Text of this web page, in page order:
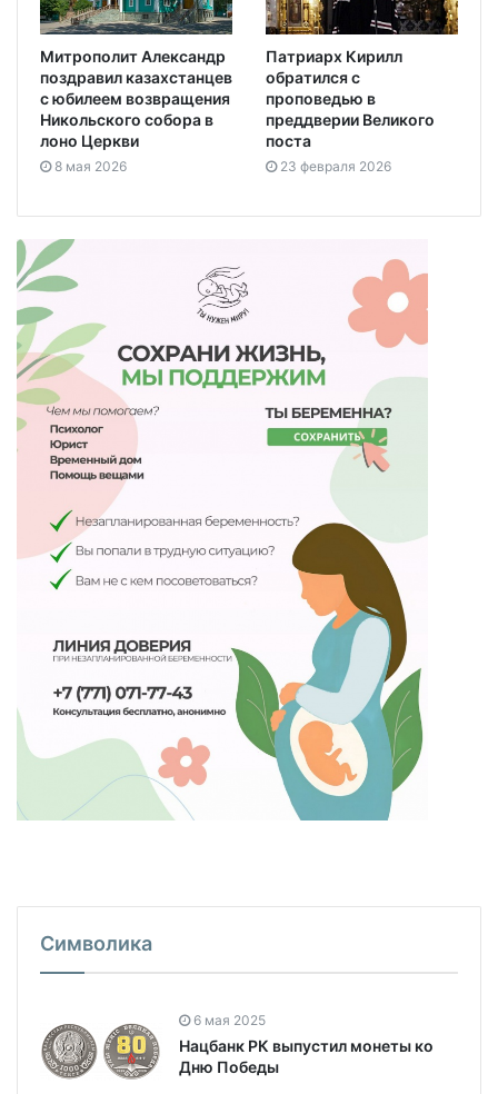
Митрополит Александр
поздравил казахстанцев
с юбилеем возвращения
Никольского собора в
лоно Церкви
8 мая 2026
Патриарх Кирилл
обратился с
проповедью в
преддверии Великого
поста
23 февраля 2026
Символика
6 мая 2025
Нацбанк РК выпустил монеты ко
Дню Победы